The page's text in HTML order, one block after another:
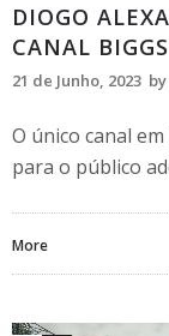
DIOGO
CANAL BIGGS
21 de Junho, 2023 by
O único canal
para o público
More